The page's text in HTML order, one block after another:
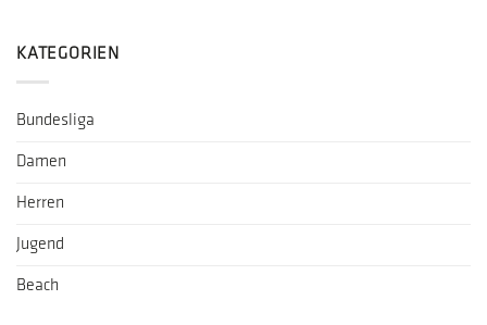
KATEGORIEN
Bundesliga
Damen
Herren
Jugend
Beach